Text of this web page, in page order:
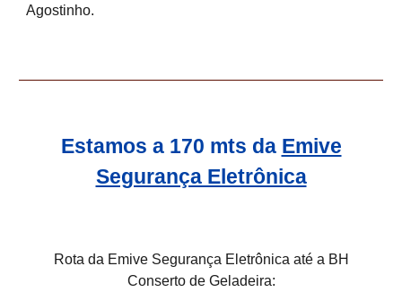
Agostinho.
Estamos a 170 mts da Emive
Segurança Eletrônica
Rota da Emive Segurança Eletrônica até a BH
Conserto de Geladeira: